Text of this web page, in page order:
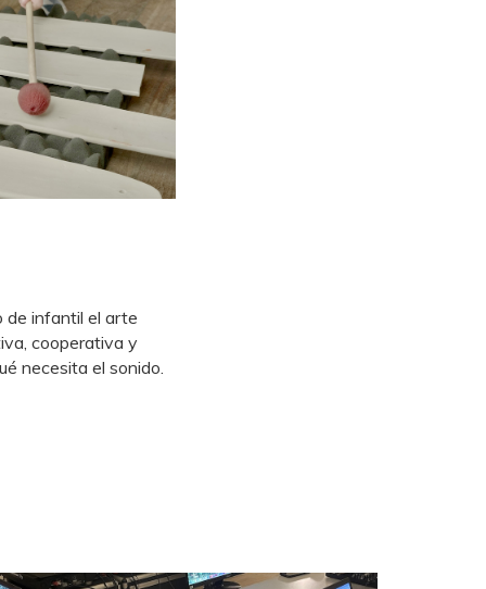
de infantil el arte
cooperativa y
necesita el sonido.